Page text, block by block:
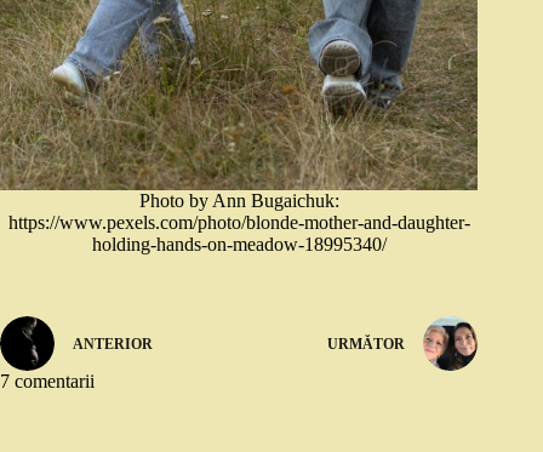
Photo by Ann Bugaichuk:
https://www.pexels.com/photo/blonde-mother-and-daughter-
holding-hands-on-meadow-18995340/
ANTERIOR URMĂTOR
7 comentarii